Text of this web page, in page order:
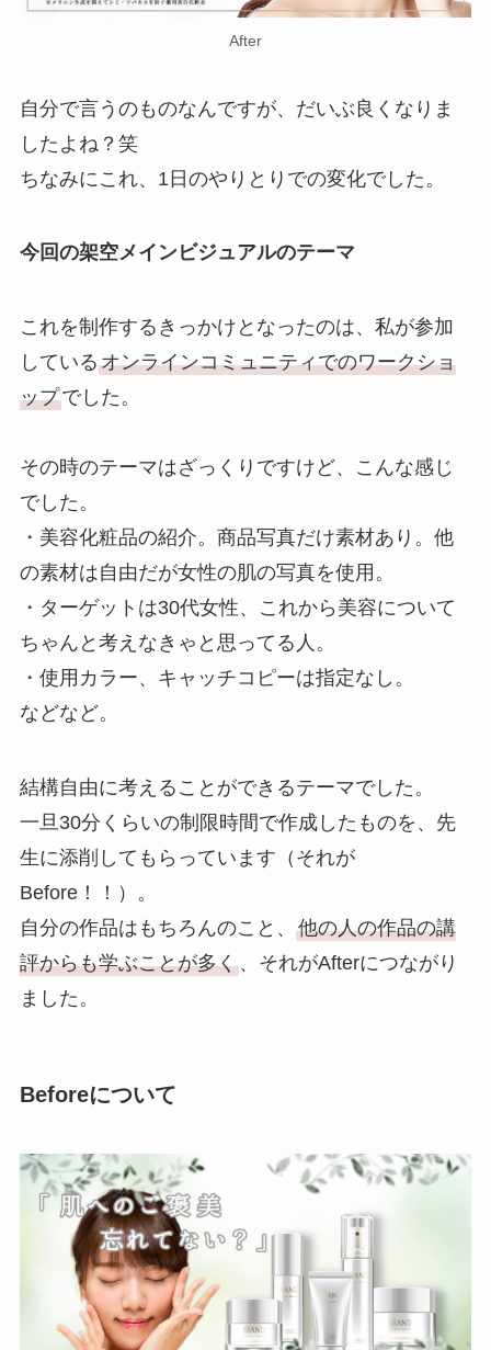
After
自分で言うのものなんですが、だいぶ良くなりま
したよね？笑
ちなみにこれ、 1日のやりとりでの変化でした。
今回の架空メインビジュアルのテーマ
これを制作するきっかけとなったのは、私が参加
しているオンラインコミュニティでのワークショ
ップでした。
その時のテーマはざっくりですけど、こんな感じ
でした。
・美容化粧品の紹介。商品写真だけ素材あり。他
の素材は自由だが女性の肌の写真を使用。
・ターゲットは30代女性、これから美容について
ちゃんと考えなきゃと思ってる人。
・使用カラー、キャッチコピーは指定なし。
などなど。
結構自由に考えることができるテーマでした。
一旦30分くらいの制限時間で作成したものを、先
生に添削してもらっています（それが
Before！！）。
自分の作品はもちろんのこと、 他の人の作品の講
評からも学ぶことが多く、それがAfterにつながり
ました。
Beforeについて